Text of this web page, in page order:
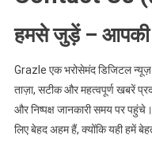
हमसे जुड़ें – आपकी
Grazle एक भरोसेमंद डिजिटल न्यूज़
ताज़ा, सटीक और महत्वपूर्ण खबरें
और निष्पक्ष जानकारी समय पर
लिए बेहद अहम हैं, क्योंकि यही हमें